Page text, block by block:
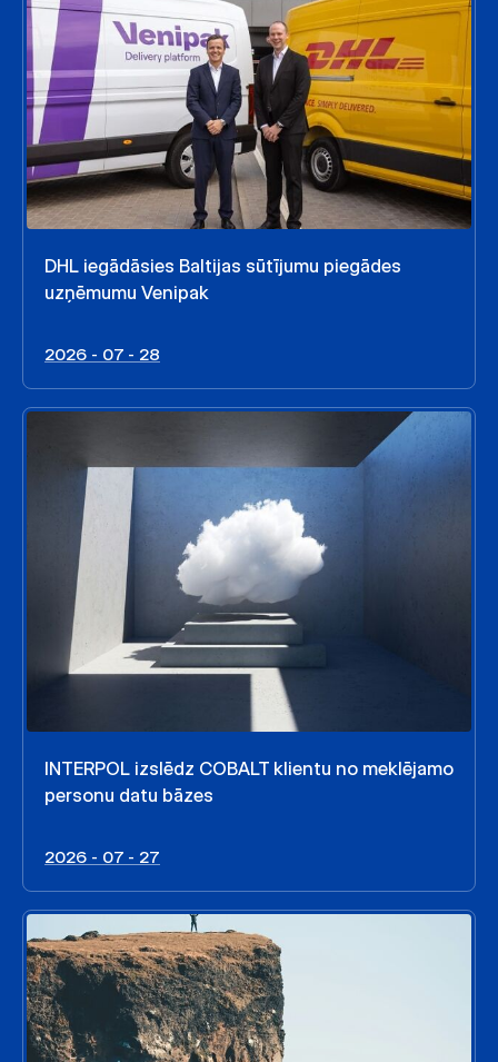
DHL iegādāsies Baltijas sūtījumu piegādes
uzņēmumu Venipak
2026 - 07 - 28
INTERPOL izslēdz COBALT klientu no meklējamo
personu datu bāzes
2026 - 07 - 27